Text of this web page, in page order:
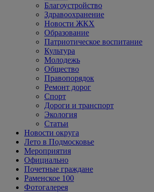
Благоустройство
Здравоохранение
Новости ЖКХ
Образование
Патриотическое воспитание
Культура
Молодежь
Общество
Правопорядок
Ремонт дорог
Спорт
Дороги и транспорт
Экология
Статьи
Новости округа
Лето в Подмосковье
Мероприятия
Официально
Почетные граждане
Раменское 100
Фотогалерея